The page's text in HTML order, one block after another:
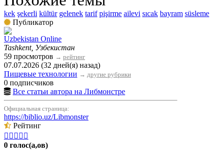
kek şekerli kültür gelenek tarif pişirme ailevi sıcak bayram süsleme
Публикатор
Uzbekistan Online
Tashkent, Узбекистан
59 просмотров → рейтинг
07.07.2026 (32 дней(я) назад)
Пищевые технологии → другие рубрики
0 подписчиков
Все статьи автора на Либмонстре
Официальная страница:
https://biblio.uz/Libmonster
Рейтинг
    
0 голос(а,ов)